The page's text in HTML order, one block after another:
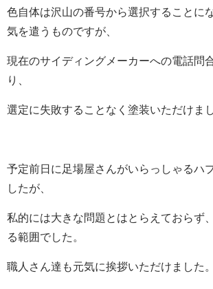
色自体は沢山の番号から選択することに
気を遣うものですが、
現在のサイディングメーカーへの電話問
り、
選定に失敗することなく塗装いただけまし
予定前日に足場屋さんがいらっしゃるハ
したが、
私的には大きな問題とはとらえておらず
る範囲でした。
職人さん達も元気に挨拶いただけました。